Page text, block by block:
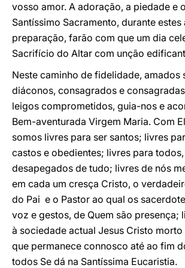
vosso amor. A adoração, a piedade e
Santíssimo Sacramento, durante estes
preparação, farão com que um dia
Sacrifício do Altar com unção
Neste caminho de fidelidade, amados
diáconos, consagrados e
leigos comprometidos, guia-nos e
Bem-aventurada Virgem Maria. Com
somos livres para ser santos; livres
castos e obedientes; livres para
desapegados de tudo; livres de nós
em cada um cresça Cristo, o
do Pai e o Pastor ao qual os
voz e gestos, de Quem são presença;
à sociedade actual Jesus Cristo morto
que permanece connosco até ao fim
todos Se dá na Santíssima Eucaristia.